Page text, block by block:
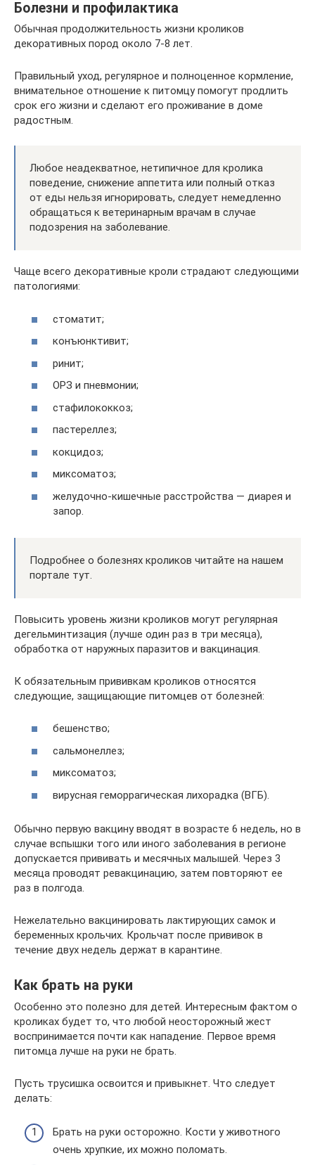
Болезни и профилактика
Обычная продолжительность жизни кроликов
декоративных пород около 7-8 лет.
Правильный уход, регулярное и полноценное кормление,
внимательное отношение к питомцу помогут продлить
срок его жизни и сделают его проживание в доме
радостным.
Любое неадекватное, нетипичное для кролика
поведение, снижение аппетита или полный отказ
от еды нельзя игнорировать, следует немедленно
обращаться к ветеринарным врачам в случае
подозрения на заболевание.
Чаще всего декоративные кроли страдают следующими
патологиями:
стоматит;
конъюнктивит;
ринит;
ОРЗ и пневмонии;
стафилококкоз;
пастереллез;
кокцидоз;
миксоматоз;
желудочно-кишечные расстройства — диарея и
запор.
Подробнее о болезнях кроликов читайте на нашем
портале тут.
Повысить уровень жизни кроликов могут регулярная
дегельминтизация (лучше один раз в три месяца),
обработка от наружных паразитов и вакцинация.
К обязательным прививкам кроликов относятся
следующие, защищающие питомцев от болезней:
бешенство;
сальмонеллез;
миксоматоз;
вирусная геморрагическая лихорадка (ВГБ).
Обычно первую вакцину вводят в возрасте 6 недель, но в
случае вспышки того или иного заболевания в регионе
допускается прививать и месячных малышей. Через 3
месяца проводят ревакцинацию, затем повторяют ее
раз в полгода.
Нежелательно вакцинировать лактирующих самок и
беременных крольчих. Крольчат после прививок в
течение двух недель держат в карантине.
Как брать на руки
Особенно это полезно для детей. Интересным фактом о
кроликах будет то, что любой неосторожный жест
воспринимается почти как нападение. Первое время
питомца лучше на руки не брать.
Пусть трусишка освоится и привыкнет. Что следует
делать:
Брать на руки осторожно. Кости у животного
очень хрупкие, их можно поломать.